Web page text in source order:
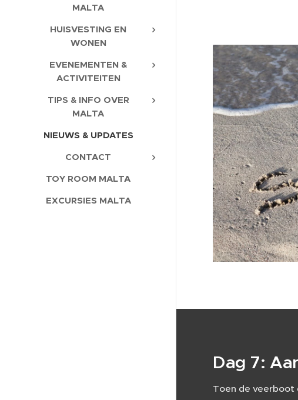
MALTA
HUISVESTING EN
WONEN
EVENEMENTEN &
ACTIVITEITEN
TIPS & INFO OVER
MALTA
NIEUWS & UPDATES
CONTACT
TOY ROOM MALTA
EXCURSIES MALTA
Dag 7:
Toen de veerboot